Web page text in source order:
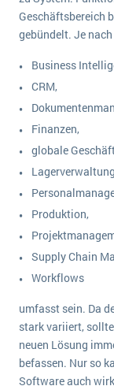
Geschäftsbereich
gebündelt. Je
Business
CRM,
Finanzen,
globale
Produktion,
Supply Chain
Workflows
umfasst sein. Da
stark variiert,
neuen Lösung
befassen. Nur so
Software auch